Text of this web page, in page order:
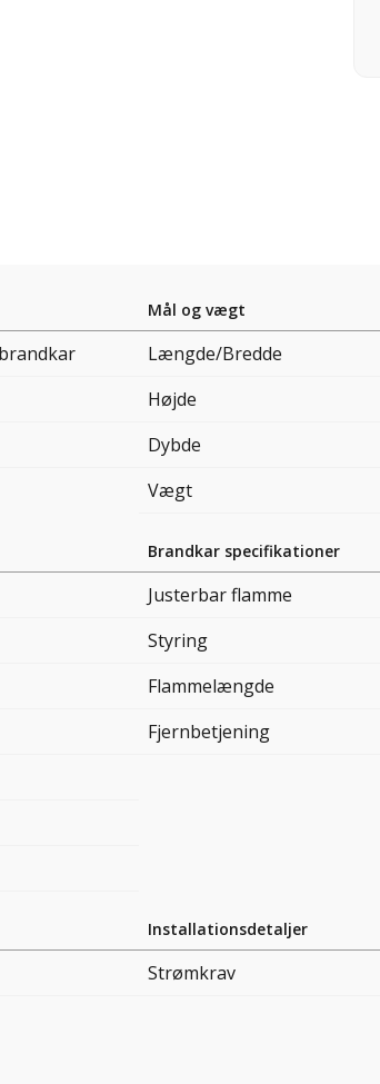
Mål og vægt
Længde/Bredde
Højde
Dybde
Vægt
Brandkar specifikationer
Justerbar flamme
Styring
Flammelængde
Fjernbetjening
Installationsdetaljer
Strømkrav